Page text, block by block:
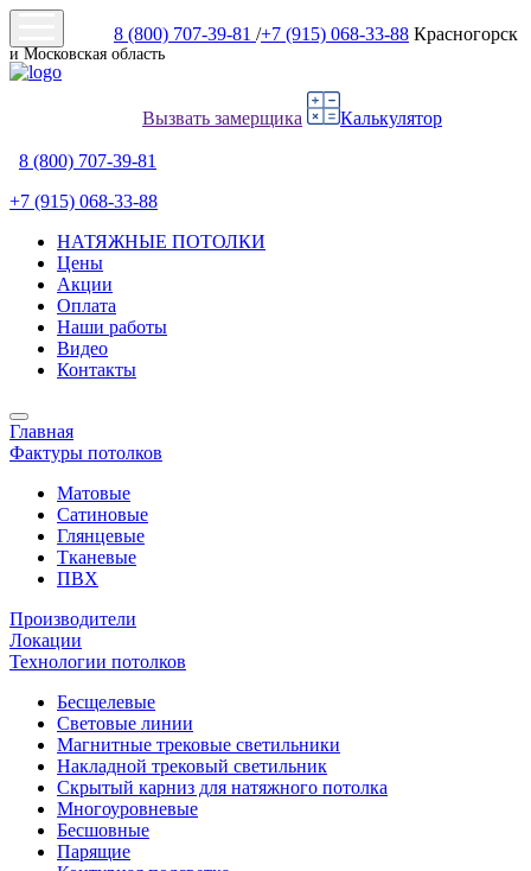
8 (800) 707-39-81 /+7 (915) 068-33-88 Красногорск
и Московская область
Вызвать замерщика Калькулятор
8 (800) 707-39-81
+7 (915) 068-33-88
НАТЯЖНЫЕ ПОТОЛКИ
Цены
Акции
Оплата
Наши работы
Видео
Контакты
Главная
Фактуры потолков
Матовые
Сатиновые
Глянцевые
Тканевые
ПВХ
Производители
Локации
Технологии потолков
Бесщелевые
Световые линии
Магнитные трековые светильники
Накладной трековый светильник
Скрытый карниз для натяжного потолка
Многоуровневые
Бесшовные
Парящие